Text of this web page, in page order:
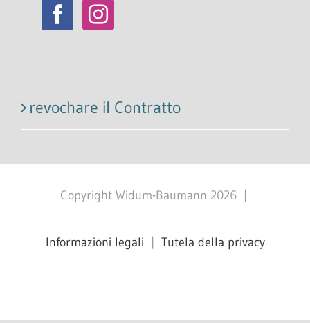
revochare il Contratto
Copyright Widum-Baumann 2026
Informazioni legali Tutela della privacy